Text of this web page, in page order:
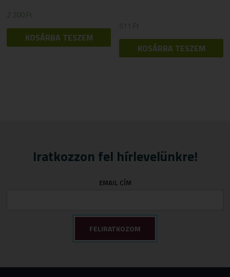
2 200Ft
KOSÁRBA TESZEM
511 Ft
KOSÁRBA TESZEM
Iratkozzon fel hírlevelünkre!
EMAIL CÍM